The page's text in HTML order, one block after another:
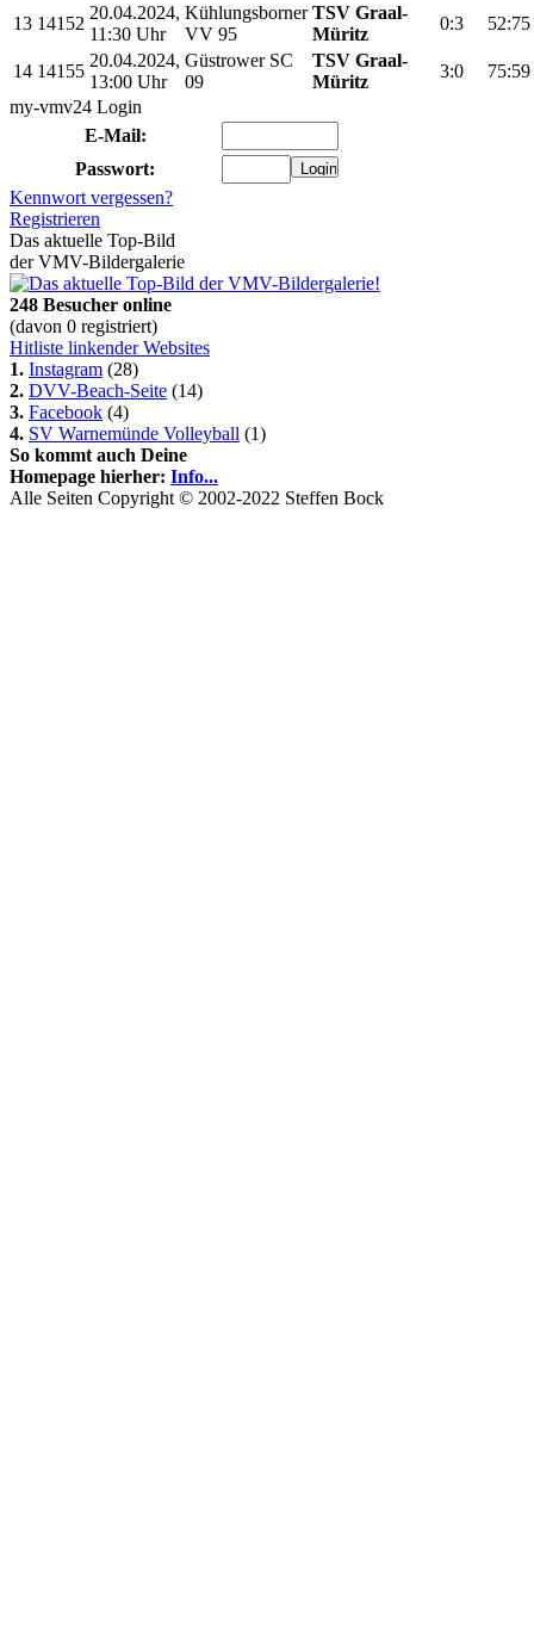
13 14152
20.04.2024,
11:30 Uhr
Kühlungsborner
VV 95
TSV Graal-
Müritz
0:3 52:75
14 14155
20.04.2024,
13:00 Uhr
Güstrower SC
09
TSV Graal-
Müritz
3:0
75:59
my-vmv24 Login
E-Mail:
Passwort:
Kennwort vergessen?
Registrieren
Das aktuelle Top-Bild
der VMV-Bildergalerie
248 Besucher online
(davon 0 registriert)
Hitliste linkender Websites
1. Instagram (28)
2. DVV-Beach-Seite (14)
3. Facebook (4)
4. SV Warnemünde Volleyball (1)
So kommt auch Deine
Homepage hierher: Info...
Alle Seiten Copyright © 2002-2022 Steffen Bock